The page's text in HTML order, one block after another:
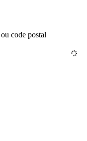
code postal